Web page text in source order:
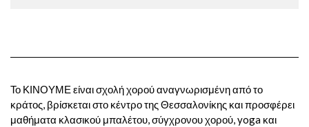
Το ΚΙΝΟΥΜΕ είναι σχολή χορού αναγνωρισμένη από το
κράτος, βρίσκεται στο κέντρο της Θεσσαλονίκης και προσφέρει
μαθήματα κλασικού μπαλέτου, σύγχρονου χορού, yoga και